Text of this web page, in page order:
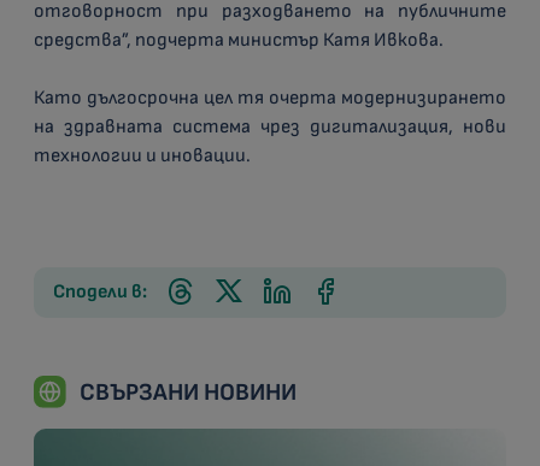
отговорност при разходването на публичните
средства”, подчерта министър Катя Ивкова.
Като дългосрочна цел тя очерта модернизирането
на здравната система чрез дигитализация, нови
технологии и иновации.
Сподели в:
СВЪРЗАНИ НОВИНИ